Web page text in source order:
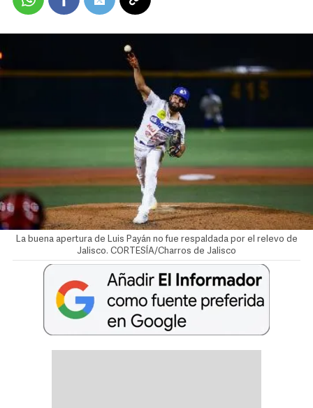
La buena apertura de Luis Payán no fue respaldada por el relevo de
Jalisco. CORTESÍA/Charros de Jalisco